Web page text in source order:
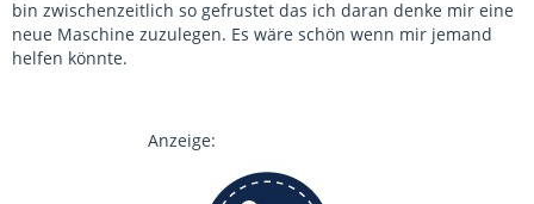
bin zwischenzeitlich so gefrustet das ich daran denke mir eine
neue Maschine zuzulegen. Es wäre schön wenn mir jemand
helfen könnte.
Anzeige: